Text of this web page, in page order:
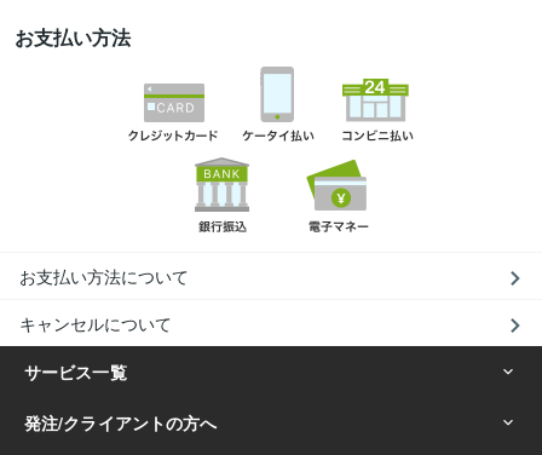
お支払い方法
お支払い方法について
キャンセルについて